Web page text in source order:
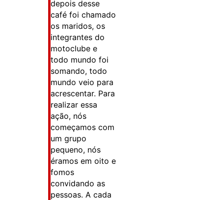
depois desse
café foi chamado
os maridos, os
integrantes do
motoclube e
todo mundo foi
somando, todo
mundo veio para
acrescentar. Para
realizar essa
ação, nós
começamos com
um grupo
pequeno, nós
éramos em oito e
fomos
convidando as
pessoas. A cada